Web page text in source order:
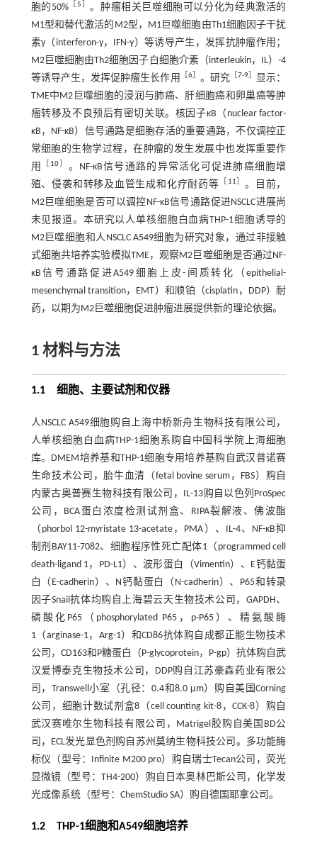
胞的50% ［5
。肿瘤相关巨噬细胞可以分化为经典激活的
M1型和替代激活的M2型，M1巨噬细胞由Th1细胞因子干扰
素γ（interferon-γ，IFN-γ）等诱导产生，发挥抗肿瘤作用；
M2巨噬细胞由Th2细胞因子白细胞介素（interleukin，IL）-4
等诱导产生，发挥促肿瘤生长作用
6］ 。研究 ［7-9
显示：
TME中M2巨噬细胞的浸润与肺癌、肝细胞癌和卵巢癌等肿
瘤转移及不良预后有密切关联。核因子κB（nuclear factor-
κB，NF-κB）信号通路是细胞存活的重要通路，不仅调控正
常细胞的生物学过程，在肿瘤的发生发展中也发挥重要作
用
10
。NF-κB信号通路的异常活化可促进肺癌细胞增
殖、侵袭和转移及血管生成和化疗耐药等
11
。目前，
M2巨噬细胞是否可以调控NF-κB信号通路促进NSCLC进展尚
未见报道。本研究以人单核细胞白血病THP-1细胞诱导的
M2巨噬细胞和人NSCLC A549细胞为研究对象，通过非接触
式细胞共培养实验模拟TME，观察M2巨噬细胞是否通过NF-
κB信号通路促进A549细胞上皮-间质转化（epithelial-
mesenchymal transition，EMT）和顺铂（cisplatin，DDP）耐
药，以期为M2巨噬细胞促进肿瘤进展提供新的理论依据。
1 材料与方法
1.1 细胞、主要试剂和仪器
人NSCLC A549细胞购自上海中桥新舟生物科技有限公司，
人单核细胞白血病THP-1细胞系购自中国科学院上海细胞
库。DMEM培养基和THP-1细胞专用培养基购自武汉普诺赛
生命技术公司，胎牛血清（fetal bovine serum，FBS）购自
内蒙古奥普赛生物科技有限公司，IL-13购自以色列ProSpec
公司，BCA蛋白浓度检测试剂盒、RIPA裂解液、佛波酯
（phorbol 12-myristate 13-acetate，PMA）、IL-4、NF-κB抑
制剂BAY11-7082、细胞程序性死亡配体1（programmed cell
death-ligand 1，PD-L1）、波形蛋白（Vimentin）、E钙黏蛋
白（E-cadherin）、N钙黏蛋白（N-cadherin）、P65和转录
因子Snail抗体均购自上海碧云天生物技术公司，GAPDH、
磷酸化P65（phosphorylated P65，p-P65）、精氨酸酶
1（arginase-1，Arg-1）和CD86抗体购自成都正能生物技术
公司，CD163和P糖蛋白（P-glycoprotein，P-gp）抗体购自武
汉爱博泰克生物技术公司，DDP购自江苏豪森药业有限公
司，Transwell小室（孔径：0.4和8.0 µm）购自美国Corning
公司，细胞计数试剂盒8（cell counting kit-8，CCK-8）购自
武汉赛唯尔生物科技有限公司，Matrigel胶购自美国BD公
司，ECL发光显色剂购自苏州莫纳生物科技公司。多功能酶
标仪（型号：Infinite M200 pro）购自瑞士Tecan公司，荧光
显微镜（型号：TH4-200）购自日本奥林巴斯公司，化学发
光成像系统（型号：ChemStudio SA）购自德国耶拿公司。
1.2 THP-1细胞和A549细胞培养